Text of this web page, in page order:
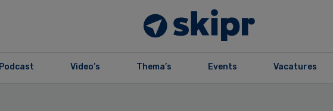
Podcast Video’s Thema’s Events Vacatures